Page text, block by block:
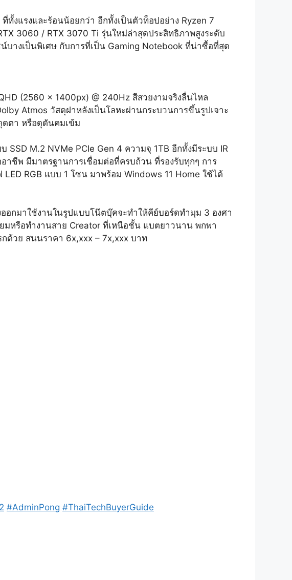
ทั้งแรงและร้อนน้อยกว่า อีกทั้งเป็นตัวท็อปอย่าง Ryzen 7
3060 / RTX 3070 Ti รุ่นใหม่ล่าสุดประสิทธิภาพสูงระดับ
บางเป็นพิเศษ กับการที่เป็น Gaming Notebook ที่น่าซื้อที่สุด
(2560 x 1400px) @ 240Hz สีสวยงามจริงลื่นไหล
Atmos วัสดุฝาหลังเป็นโลหะผ่านกระบวนการขึ้นรูปเจาะ
ดตา หรือดุดันคมเข้ม
M.2 NVMe PCIe Gen 4 ความจุ 1TB อีกทั้งมีระบบ IR
าชีพ มีมาตรฐานการเชื่อมต่อที่ครบถ้วน ที่รองรับทุกๆ การ
RGB แบบ 1 โซน มาพร้อม Windows 11 Home ใช้ได้
อกมาใช้งานในรูปแบบโน๊ตบุ๊คจะทำให้คีย์บอร์ดทำมุม 3 องศา
มหรือทำงานสาย Creator ที่เหนือชั้น แบตยาวนาน พกพา
ด้วย สนนราคา 6x,xxx – 7x,xxx บาท
#AdminPong #ThaiTechBuyerGuide